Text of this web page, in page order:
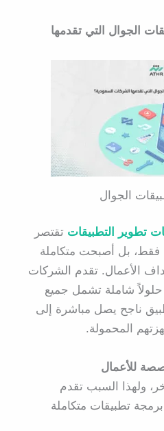
الجوال التي تقدمها
الجوال
تطوير التطبيقات تقتصر
فقط، بل أصبحت متكاملة
الأعمال. تقدم الشركات
حلولاً شاملة تشمل جميع
ناجح يصل مباشرة إلى
المحمولة.
للأعمال
ولهذا السبب تقدم
تطبيقات متكاملة